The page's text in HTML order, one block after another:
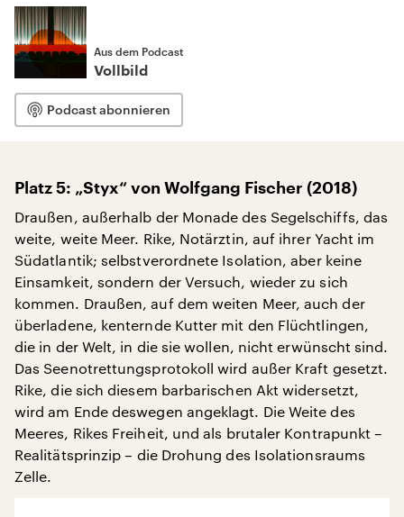
Aus dem Podcast
Vollbild
Podcast abonnieren
Platz 5: „Styx“ von Wolfgang Fischer (2018)
Draußen, außerhalb der Monade des Segelschiffs, das
weite, weite Meer. Rike, Notärztin, auf ihrer Yacht im
Südatlantik; selbstverordnete Isolation, aber keine
Einsamkeit, sondern der Versuch, wieder zu sich
kommen. Draußen, auf dem weiten Meer, auch der
überladene, kenternde Kutter mit den Flüchtlingen,
die in der Welt, in die sie wollen, nicht erwünscht sind.
Das Seenotrettungsprotokoll wird außer Kraft gesetzt.
Rike, die sich diesem barbarischen Akt widersetzt,
wird am Ende deswegen angeklagt. Die Weite des
Meeres, Rikes Freiheit, und als brutaler Kontrapunkt –
Realitätsprinzip – die Drohung des Isolationsraums
Zelle.